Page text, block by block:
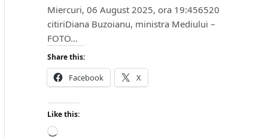
Miercuri, 06 August 2025, ora 19:456520
citiriDiana Buzoianu, ministra Mediului –
FOTO…
Share this:
Facebook X
Like this:
L